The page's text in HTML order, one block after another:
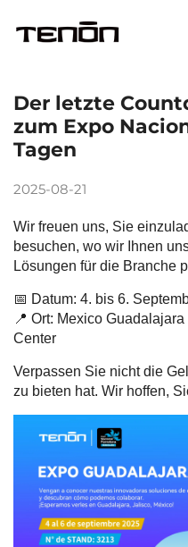
Der letzte
zum Expo
Tagen
2025-08-21
Wir freuen uns, Sie
besuchen, wo wir Ihnen
Lösungen für die Branche
📅 Datum: 4. bis 6.
📍 Ort: Mexico
Center
Verpassen Sie nicht die
zu bieten hat. Wir hoffen,